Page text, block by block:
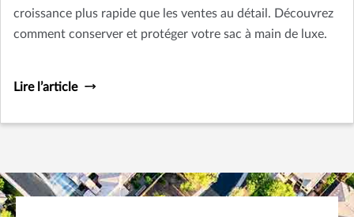
croissance plus rapide que les ventes au détail. Découvrez
comment conserver et protéger votre sac à main de luxe.
Lire l’article